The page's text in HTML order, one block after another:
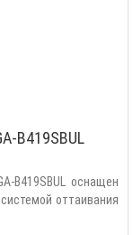
B419SBUL
B419SBUL оснащен
оттаивания